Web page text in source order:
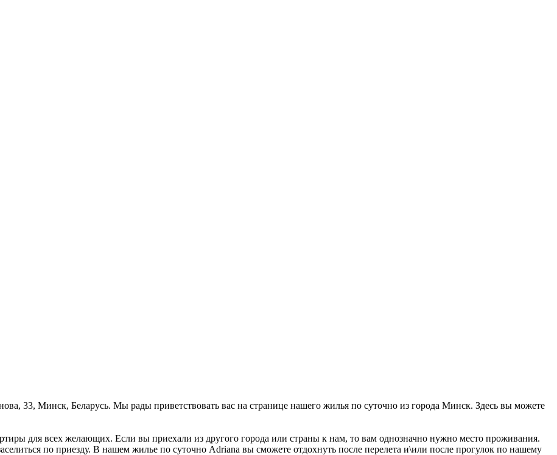
33, Минск, Беларусь. Мы рады приветствовать вас на странице нашего жилья по суточно из города Минск. Здесь вы можете
для всех желающих. Если вы приехали из другого города или страны к нам, то вам однозначно нужно место проживания.
по приезду. В нашем жилье по суточно Adriana вы сможете отдохнуть после перелета и\или после прогулок по нашему